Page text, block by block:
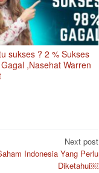
sukses ? 2 % Sukses
,Nasehat Warren
Next post
Indonesia Yang Perlu
Diketahui￼